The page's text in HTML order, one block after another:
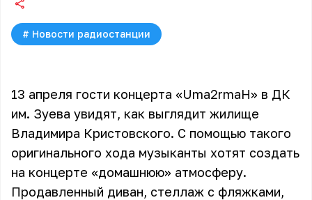
# Новости радиостанции
13 апреля гости концерта «Uma2rmaH» в ДК
им. Зуева увидят, как выглядит жилище
Владимира Кристовского. С помощью такого
оригинального хода музыканты хотят создать
на концерте «домашнюю» атмосферу.
Продавленный диван, стеллаж с фляжками,